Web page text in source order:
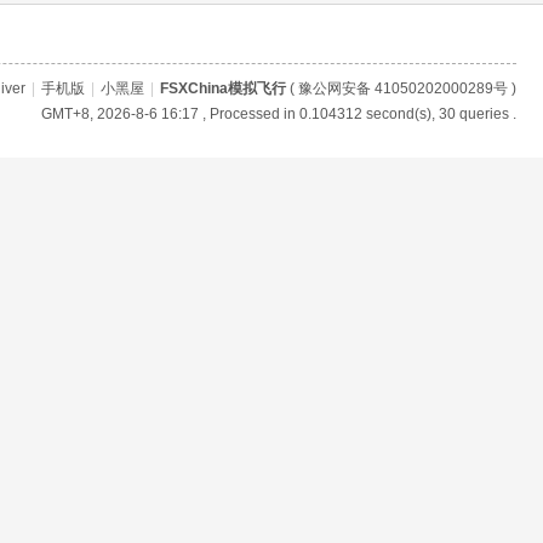
手机版 小黑屋 FSXChina模拟飞行( 豫公网安备 41050202000289号 )
GMT+8, 2026-8-6 16:17 , Processed in 0.104312 second(s), 30 queries .